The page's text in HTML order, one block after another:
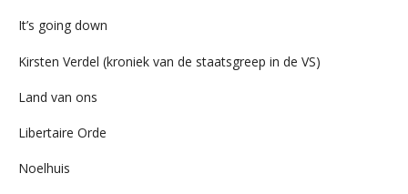
It’s going down
Kirsten Verdel (kroniek van de staatsgreep in de VS)
Land van ons
Libertaire Orde
Noelhuis